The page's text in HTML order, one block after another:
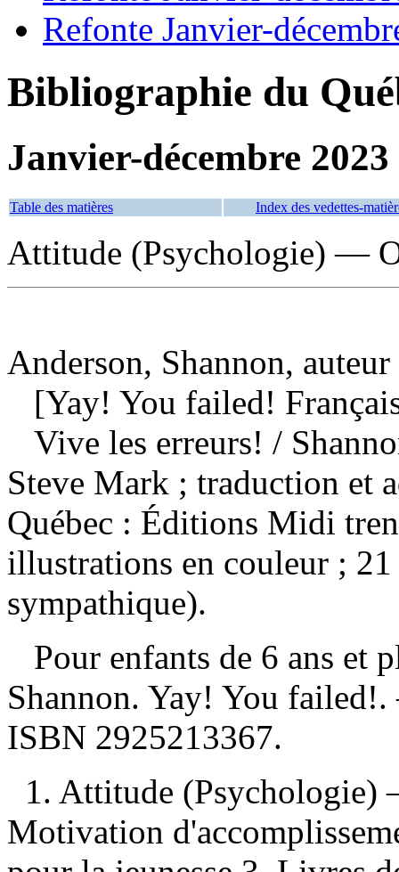
Refonte Janvier-
Bibliographie du
Janvier-décembre 2023
Table des matières Index des vedettes-
Attitude (Psychologie) —
Anderson, Shannon, auteur
[Yay! You failed!
Vive les erreurs! /
Steve Mark ; traduction et
Québec : Éditions Midi
illustrations en couleur ;
sympathique).
Pour enfants de 6 ans et
Shannon. Yay! You
ISBN 2925213367.
1. Attitude (Psychologie)
Motivation